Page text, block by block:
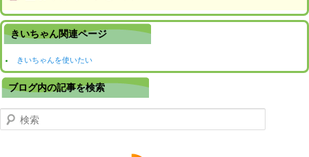
きいちゃん関連ページ
きいちゃんを使いたい
ブログ内の記事を検索
検索